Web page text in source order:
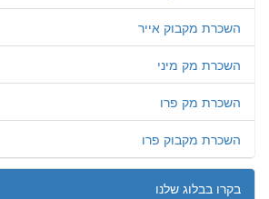
השכרת מקבוק אייר
השכרת מק מיני
השכרת מק פרו
השכרת מקבוק פרו
בקרו בבלוג שלנו